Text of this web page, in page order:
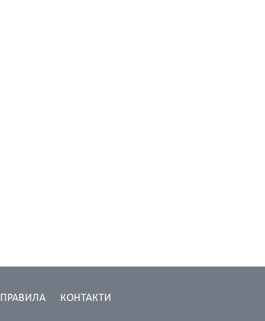
КОНТАКТИ
ПРАВИЛА